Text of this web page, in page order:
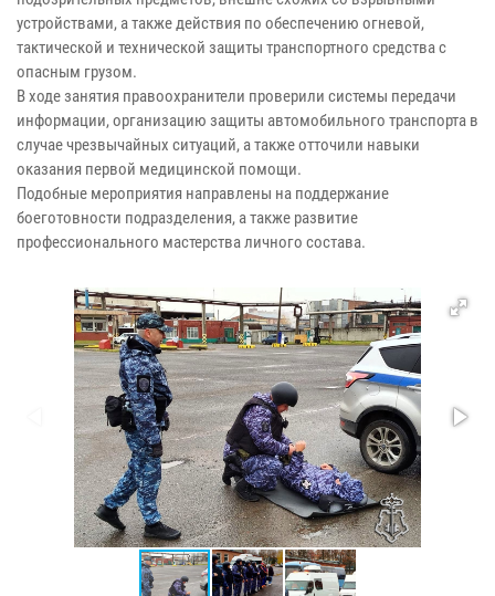
устройствами, а также действия по обеспечению огневой,
тактической и технической защиты транспортного средства с
опасным грузом.
В ходе занятия правоохранители проверили системы передачи
информации, организацию защиты автомобильного транспорта в
случае чрезвычайных ситуаций, а также отточили навыки
оказания первой медицинской помощи.
Подобные мероприятия направлены на поддержание
боеготовности подразделения, а также развитие
профессионального мастерства личного состава.